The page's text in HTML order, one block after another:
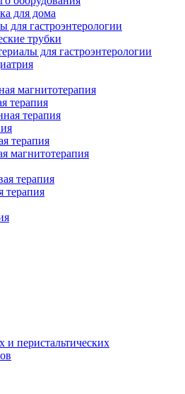
для дома
для гастроэнтерологии
трубки
для гастроэнтерологии
магнитотерапия
терапия
терапия
терапия
магнитотерапия
терапия
терапия
перистальтических